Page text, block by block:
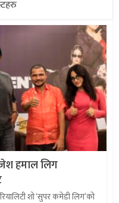
हमाल लिग
शो ‘सुपर कमेडी लिग’को